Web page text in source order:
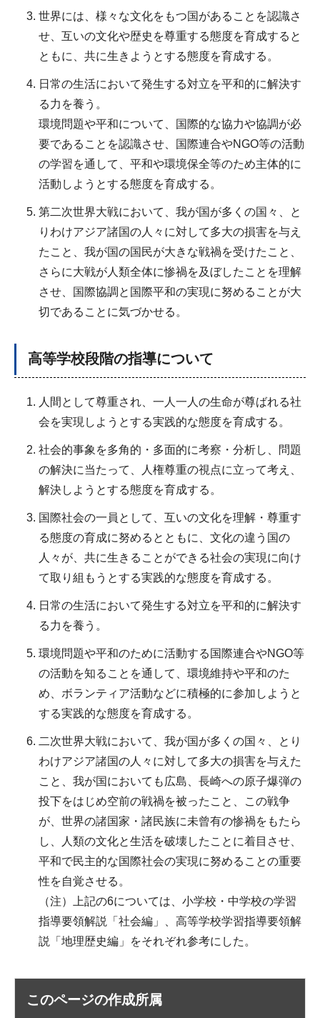
世界には、様々な文化をもつ国があることを認識さ
せ、互いの文化や歴史を尊重する態度を育成すると
ともに、共に生きようとする態度を育成する。
日常の生活において発生する対立を平和的に解決す
る力を養う。
環境問題や平和について、国際的な協力や協調が必
要であることを認識させ、国際連合やNGO等の活動
の学習を通して、平和や環境保全等のため主体的に
活動しようとする態度を育成する。
第二次世界大戦において、我が国が多くの国々、と
りわけアジア諸国の人々に対して多大の損害を与え
たこと、我が国の国民が大きな戦禍を受けたこと、
さらに大戦が人類全体に惨禍を及ぼしたことを理解
させ、国際協調と国際平和の実現に努めることが大
切であることに気づかせる。
高等学校段階の指導について
人間として尊重され、一人一人の生命が尊ばれる社
会を実現しようとする実践的な態度を育成する。
社会的事象を多角的・多面的に考察・分析し、問題
の解決に当たって、人権尊重の視点に立って考え、
解決しようとする態度を育成する。
国際社会の一員として、互いの文化を理解・尊重す
る態度の育成に努めるとともに、文化の違う国の
人々が、共に生きることができる社会の実現に向け
て取り組もうとする実践的な態度を育成する。
日常の生活において発生する対立を平和的に解決す
る力を養う。
環境問題や平和のために活動する国際連合やNGO等
の活動を知ることを通して、環境維持や平和のた
め、ボランティア活動などに積極的に参加しようと
する実践的な態度を育成する。
二次世界大戦において、我が国が多くの国々、とり
わけアジア諸国の人々に対して多大の損害を与えた
こと、我が国においても広島、長崎への原子爆弾の
投下をはじめ空前の戦禍を被ったこと、この戦争
が、世界の諸国家・諸民族に未曾有の惨禍をもたら
し、人類の文化と生活を破壊したことに着目させ、
平和で民主的な国際社会の実現に努めることの重要
性を自覚させる。
（注）上記の6については、小学校・中学校の学習
指導要領解説「社会編」、高等学校学習指導要領解
説「地理歴史編」をそれぞれ参考にした。
このページの作成所属